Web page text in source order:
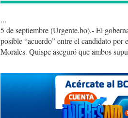
...
5 de septiembre (Urgente.bo).- El
posible “acuerdo” entre el candidato
Morales. Quispe aseguró que ambos